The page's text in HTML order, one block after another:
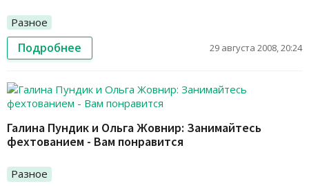
Разное
Подробнее 29 августа 2008, 20:24
Галина Пундик и Ольга Жовнир: Занимайтесь
фехтованием - Вам понравится
Разное